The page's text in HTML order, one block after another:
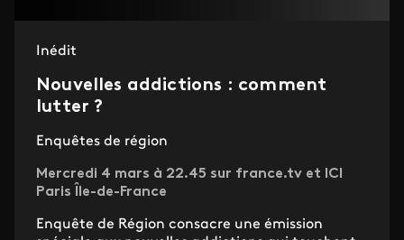
Inédit
Nouvelles addictions : comment
lutter ?
Enquêtes de région
Mercredi 4 mars à 22.45 sur france.tv et ICI
Paris Île-de-France
Enquête de Région consacre une émission